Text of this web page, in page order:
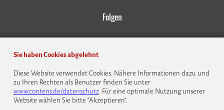
Folgen
© 1999 - 2026 CONTENS Software GmbH
Sie haben Cookies abgelehnt
Diese Website verwendet Cookies. Nähere Informationen dazu und
zu Ihren Rechten als Benutzer finden Sie unter
www.contens.de/datenschutz. Für eine optimale Nutzung unserer
Website wählen Sie bitte “Akzeptieren”.